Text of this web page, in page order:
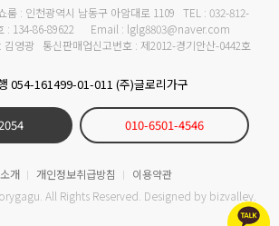
: 인천광역시 남동구 아암대로 1109 TEL : 032-812-
: 134-86-89622 Email : lglg8803@naver.com
김영광 통신판매업신고번호 : 제2012-경기안산-0442호
054-161499-01-011 (주)글로리가구
010-6501-4546
개 개인정보취급방침
이용약관
All Rights Reserved. Designed by bizvalley.